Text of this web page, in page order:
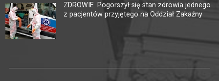
ZDROWIE. Pogorszył się stan zdrowia jednego
z pacjentów przyjętego na Oddział Zakaźny